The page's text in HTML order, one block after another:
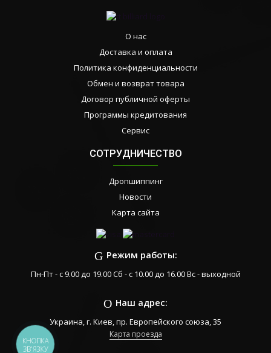
О нас
Доставка и оплата
Политика конфиденциальности
Обмен и возврат товара
Договор публичной оферты
Программы кредитования
Сервис
СОТРУДНИЧЕСТВО
Дропшиппинг
Новости
Карта сайта
Режим работы:
Пн-Пт - с 9.00 до 19.00 Сб - с 10.00 до 16.00 Вс - выходной
Наш адрес:
Украина, г. Киев, пр. Европейского союза, 35
Карта проезда
КНОПКА
ЗВ'ЯЗКУ